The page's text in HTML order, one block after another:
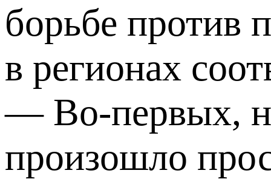
борьбе против
в регионах
— Во-первых,
произошло